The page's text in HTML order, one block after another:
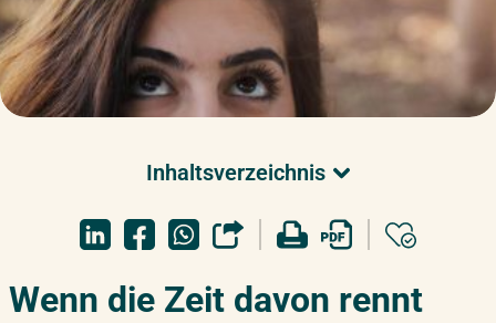
Inhaltsverzeichnis
Was ist Zeitmanagement?
Zwei wichtige Einsichten für den Start in
Zeitmanagement-Methoden
Wenn die Zeit davon rennt